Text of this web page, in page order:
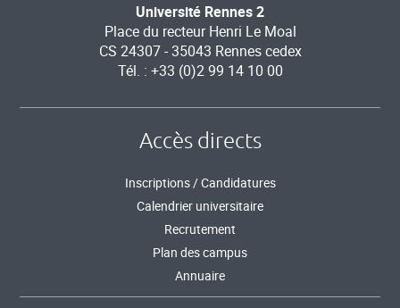
Université Rennes 2
Place du recteur Henri Le Moal
CS 24307 - 35043 Rennes cedex
Tél. : +33 (0)2 99 14 10 00
Accès directs
Inscriptions / Candidatures
Calendrier universitaire
Recrutement
Plan des campus
Annuaire